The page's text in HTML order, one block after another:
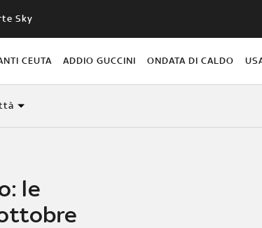
Sky
CEUTA ADDIO GUCCINI ONDATA DI CALDO
le